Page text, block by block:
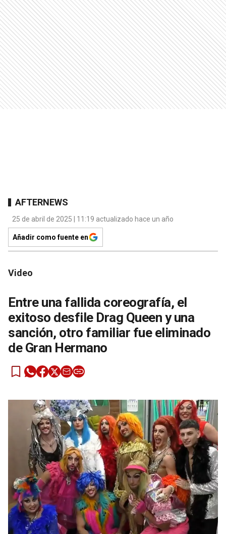
AFTERNEWS
25 de abril de 2025 | 11:19 actualizado hace un año
Añadir como fuente en
Video
Entre una fallida coreografía, el
exitoso desfile Drag Queen y una
sanción, otro familiar fue eliminado
de Gran Hermano